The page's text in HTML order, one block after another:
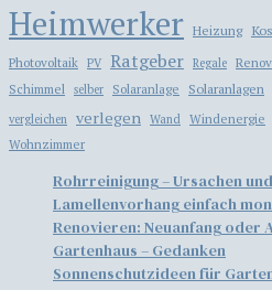
Heimwerker Heizung
Photovoltaik PV Ratgeber Regale
Schimmel selber Solaranlage Solaranlagen
vergleichen verlegen Wand Windenergie
Wohnzimmer
Rohrreinigung – Ursachen
Lamellenvorhang einfach
​​Renovieren: Neuanfang oder
Gartenhaus – Gedanken
Sonnenschutzideen für